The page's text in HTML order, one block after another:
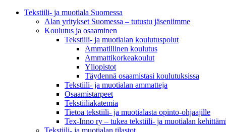
Tekstiili- ja muotiala Suomessa
Alan yritykset Suomessa – tutustu jäseniimme
Koulutus ja osaaminen
Tekstiili- ja muotialan koulutuspolut
Ammatillinen koulutus
Ammattikorkeakoulut
Yliopistot
Täydennä osaamistasi koulutuksissa
Tekstiili- ja muotialan ammatteja
Osaamistarpeet
Tekstiiliakatemia
Tietoa tekstiili- ja muotialasta opinto-ohjaajille
Tex-Inno ry – tukea tekstiili- ja muotialan
Tekstiili- ja muotialan tilastot